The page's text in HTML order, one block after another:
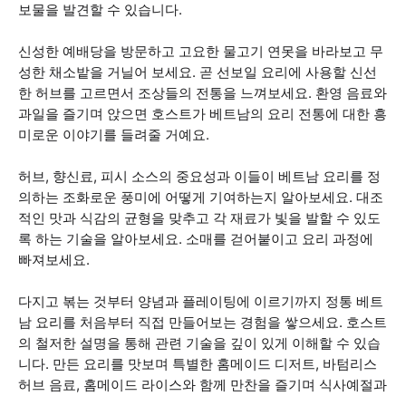
보물을 발견할 수 있습니다.
신성한 예배당을 방문하고 고요한 물고기 연못을 바라보고 무
성한 채소밭을 거닐어 보세요. 곧 선보일 요리에 사용할 신선
한 허브를 고르면서 조상들의 전통을 느껴보세요. 환영 음료와
과일을 즐기며 앉으면 호스트가 베트남의 요리 전통에 대한 흥
미로운 이야기를 들려줄 거예요.
허브, 향신료, 피시 소스의 중요성과 이들이 베트남 요리를 정
의하는 조화로운 풍미에 어떻게 기여하는지 알아보세요. 대조
적인 맛과 식감의 균형을 맞추고 각 재료가 빛을 발할 수 있도
록 하는 기술을 알아보세요. 소매를 걷어붙이고 요리 과정에
빠져보세요.
다지고 볶는 것부터 양념과 플레이팅에 이르기까지 정통 베트
남 요리를 처음부터 직접 만들어보는 경험을 쌓으세요. 호스트
의 철저한 설명을 통해 관련 기술을 깊이 있게 이해할 수 있습
니다. 만든 요리를 맛보며 특별한 홈메이드 디저트, 바텀리스
허브 음료, 홈메이드 라이스와 함께 만찬을 즐기며 식사예절과